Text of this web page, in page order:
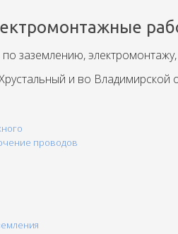
заземлению,
и во Владимирской
проводов